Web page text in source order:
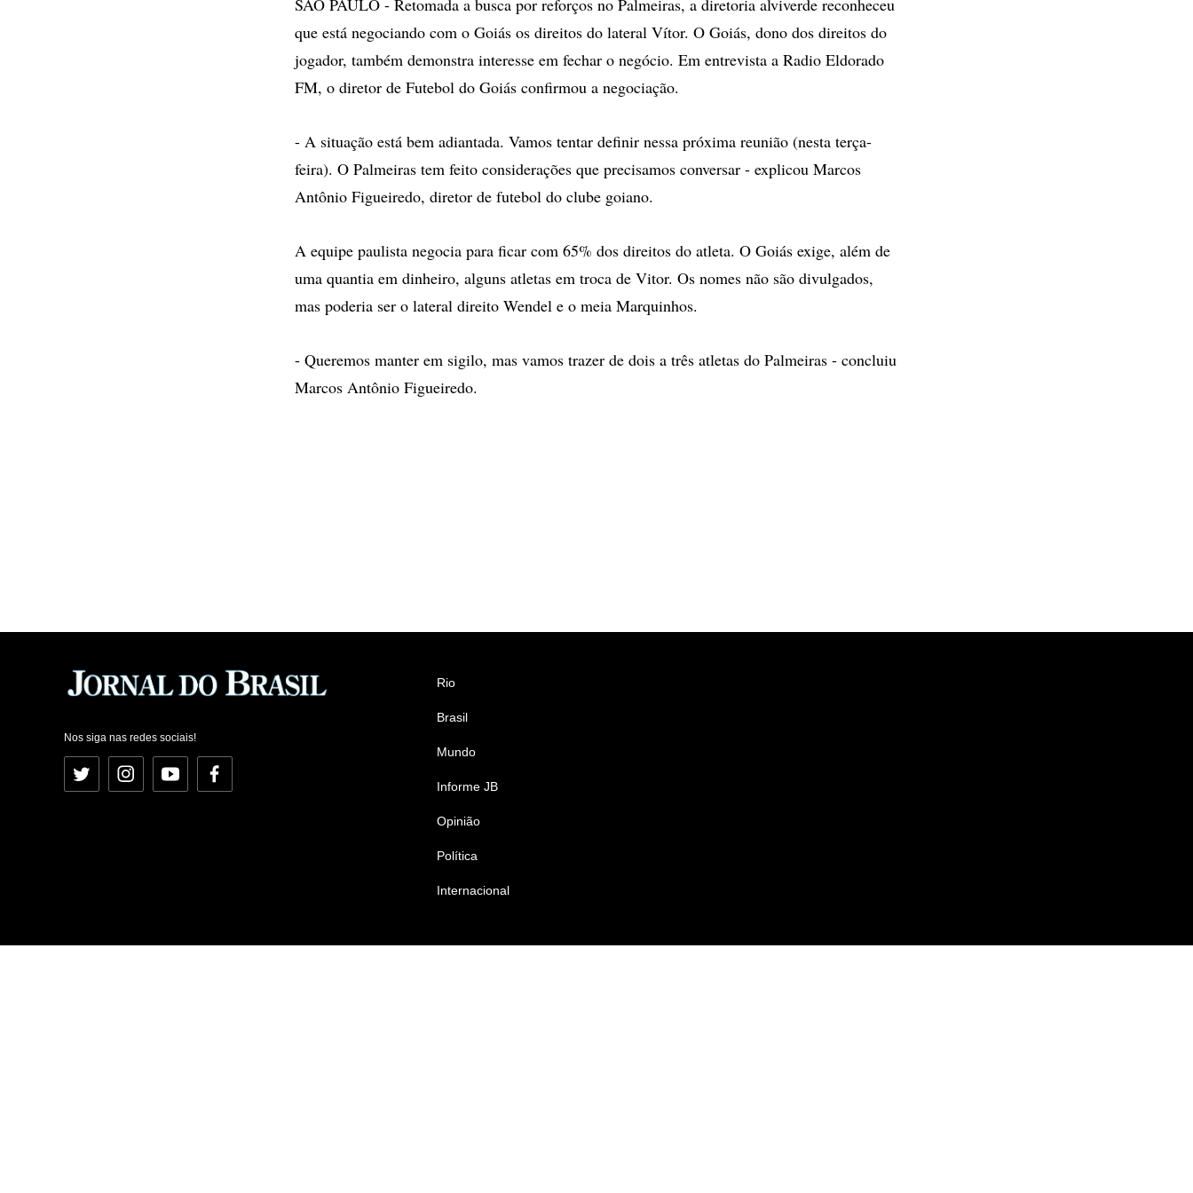
SÃO PAULO - Retomada a busca por reforços no Palmeiras, a diretoria alviverde reconheceu
que está negociando com o Goiás os direitos do lateral Vítor. O Goiás, dono dos direitos do
jogador, também demonstra interesse em fechar o negócio. Em entrevista a Radio Eldorado
FM, o diretor de Futebol do Goiás confirmou a negociação.
- A situação está bem adiantada. Vamos tentar definir nessa próxima reunião (nesta terça-
feira). O Palmeiras tem feito considerações que precisamos conversar - explicou Marcos
Antônio Figueiredo, diretor de futebol do clube goiano.
A equipe paulista negocia para ficar com 65% dos direitos do atleta. O Goiás exige, além de
uma quantia em dinheiro, alguns atletas em troca de Vitor. Os nomes não são divulgados,
mas poderia ser o lateral direito Wendel e o meia Marquinhos.
- Queremos manter em sigilo, mas vamos trazer de dois a três atletas do Palmeiras - concluiu
Marcos Antônio Figueiredo.
Nos siga nas redes sociais!
Twitter InstagramYouTubeFacebook
Rio
Brasil
Mundo
Informe JB
Opinião
Política
Internacional